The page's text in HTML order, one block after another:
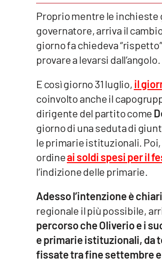
Venti di comunicazione
Streaming
LaC Network
Vibo Valentia
Reggio Calabria
Proprio mentre le inchieste
governatore, arriva il
giorno fa chiedeva
provare a levarsi dall’angolo.
E così giorno 31 luglio, il
coinvolto anche il
dirigente del partito come
giorno di una seduta di
le primarie istituzionali. Poi,
ordineai soldi spesi per il
l’indizione delle primarie.
Adesso l’intenzione è
regionale il più possibile,
percorso che Oliverio e i
e primarie istituzionali, da
fissate tra fine settembre